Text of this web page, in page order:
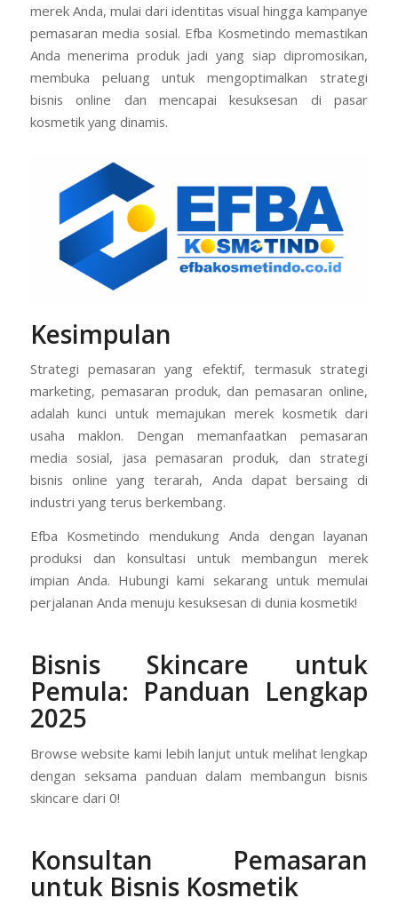
merek Anda, mulai dari identitas visual hingga kampanye
pemasaran media sosial. Efba Kosmetindo memastikan
Anda menerima produk jadi yang siap dipromosikan,
membuka peluang untuk mengoptimalkan strategi
bisnis online dan mencapai kesuksesan di pasar
kosmetik yang dinamis.
Kesimpulan
Strategi pemasaran yang efektif, termasuk strategi
marketing, pemasaran produk, dan pemasaran online,
adalah kunci untuk memajukan merek kosmetik dari
usaha maklon. Dengan memanfaatkan pemasaran
media sosial, jasa pemasaran produk, dan strategi
bisnis online yang terarah, Anda dapat bersaing di
industri yang terus berkembang.
Efba Kosmetindo mendukung Anda dengan layanan
produksi dan konsultasi untuk membangun merek
impian Anda. Hubungi kami sekarang untuk memulai
perjalanan Anda menuju kesuksesan di dunia kosmetik!
Bisnis Skincare untuk
Pemula: Panduan Lengkap
2025
Browse website kami lebih lanjut untuk melihat lengkap
dengan seksama panduan dalam membangun bisnis
skincare dari 0!
Konsultan Pemasaran
untuk Bisnis Kosmetik